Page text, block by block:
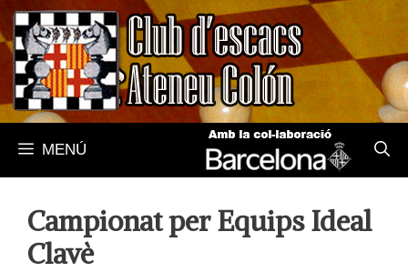
Saltar
al
contenido
MENÚ
Campionat per Equips Ideal
Clavè